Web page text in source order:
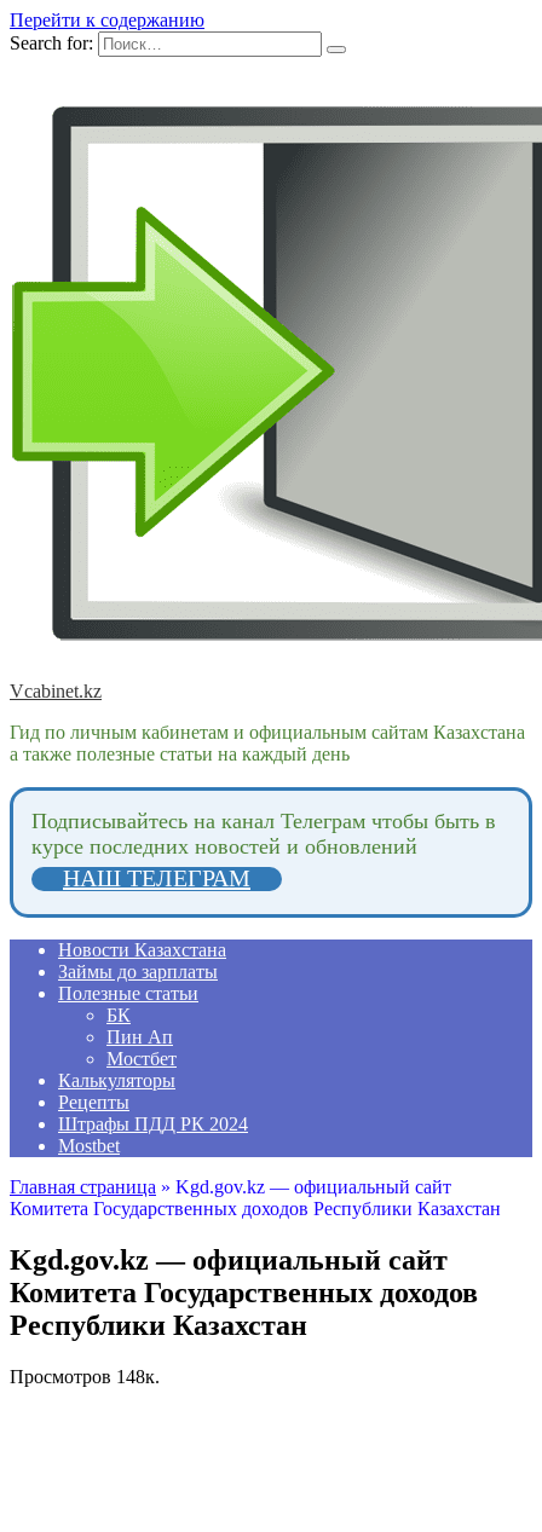
Перейти к содержанию
Search for:
Vcabinet.kz
Гид по личным кабинетам и официальным сайтам Казахстана
а также полезные статьи на каждый день
Подпиcывайтесь на канал Телеграм чтобы быть в
курсе последних новостей и обновлений
НАШ ТЕЛЕГРАМ
Новости Казахстана
Займы до зарплаты
Полезные статьи
БК
Пин Ап
Мостбет
Калькуляторы
Рецепты
Штрафы ПДД РК 2024
Mostbet
Главная страница » Kgd.gov.kz — официальный сайт
Комитета Государственных доходов Республики Казахстан
Kgd.gov.kz — официальный сайт
Комитета Государственных доходов
Республики Казахстан
Просмотров 148к.